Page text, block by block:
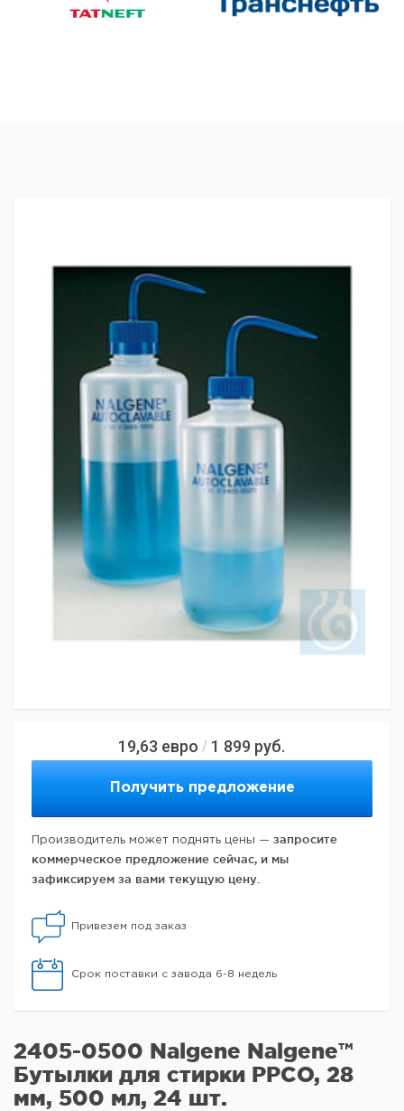
19,63 евро / 1 899 руб.
Получить предложение
Производитель может поднять цены — запросите
коммерческое предложение сейчас, и мы
зафиксируем за вами текущую цену.
Привезем под заказ
Срок поставки с завода 6-8 недель
2405-0500 Nalgene Nalgene™
Бутылки для стирки PPCO, 28
мм, 500 мл, 24 шт.